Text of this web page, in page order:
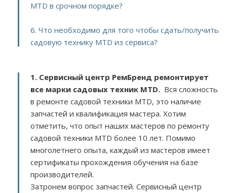
MTD в срочном порядке?
6. Что необходимо для того чтобы сдать/получить
садовую технику MTD из сервиса?
1. Сервисный центр РемБренд ремонтирует
все марки садовых техник MTD. Вся сложность
в ремонте садовой техники MTD, это наличие
запчастей и квалификация мастера. Хотим
отметить, что опыт наших мастеров по ремонту
садовой техники MTD более 10 лет. Помимо
многолетнего опыта, каждый из мастеров имеет
сертификаты прохождения обучения на базе
производителей.
Затронем вопрос запчастей. Сервисный центр